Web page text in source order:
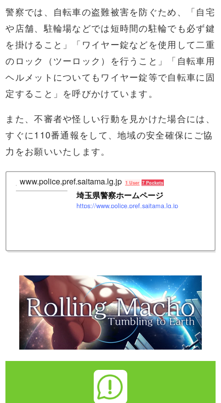
警察では、自転車の盗難被害を防ぐため、「自宅
や店舗、駐輪場などでは短時間の駐輪でも必ず鍵
を掛けること」「ワイヤー錠などを使用して二重
のロック（ツーロック）を行うこと」「自転車用
ヘルメットについてもワイヤー錠等で自転車に固
定すること」を呼びかけています。
また、不審者や怪しい行動を見かけた場合には、
すぐに110番通報をして、地域の安全確保にご協
力をお願いいたします。
www.police.pref.saitama.lg.jp 1 User 7 Pockets
埼玉県警察ホームページ
https://www.police.pref.saitama.lg.jp